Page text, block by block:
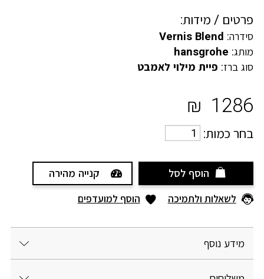
פרטים / מידות:
סידרה: Vernis Blend
מותג: hansgrohe
סוג ברז: פיית מילוי לאמבט
1286
₪
בחר כמות:
הוסף לסל קנייה מהירה
לשאלות ולתמיכה הוסף למועדפים
מידע נוסף